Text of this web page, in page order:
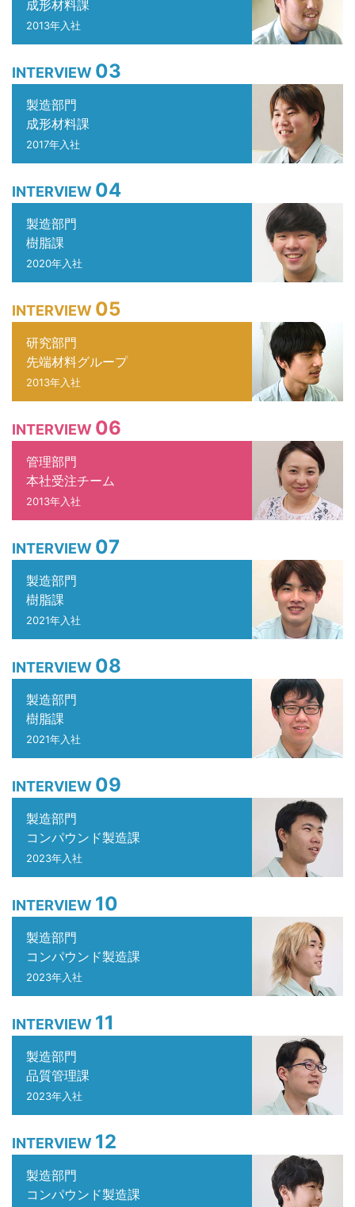
成形材料課
2013年入社
INTERVIEW 03
製造部門
成形材料課
2017年入社
INTERVIEW 04
製造部門
樹脂課
2020年入社
INTERVIEW 05
研究部門
先端材料グループ
2013年入社
INTERVIEW 06
管理部門
本社受注チーム
2013年入社
INTERVIEW 07
製造部門
樹脂課
2021年入社
INTERVIEW 08
製造部門
樹脂課
2021年入社
INTERVIEW 09
製造部門
コンパウンド製造課
2023年入社
INTERVIEW 10
製造部門
コンパウンド製造課
2023年入社
INTERVIEW 11
製造部門
品質管理課
2023年入社
INTERVIEW 12
製造部門
コンパウンド製造課